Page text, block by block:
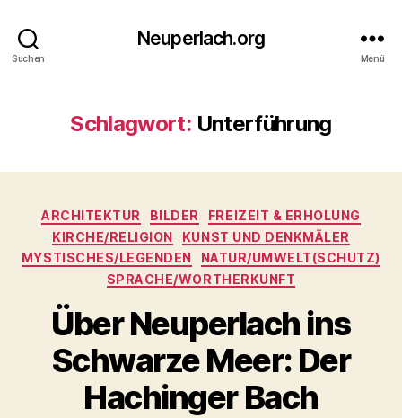
Suchen
Neuperlach.org
Menü
Schlagwort: Unterführung
Kategorien
ARCHITEKTUR BILDER
FREIZEIT & ERHOLUNG
KIRCHE/RELIGION
KUNST UND DENKMÄLER
MYSTISCHES/LEGENDEN
NATUR/UMWELT(SCHUTZ)
SPRACHE/WORTHERKUNFT
Über Neuperlach ins
Schwarze Meer: Der
Hachinger Bach